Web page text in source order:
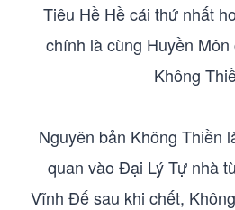
Tiêu Hề Hề cái thứ nhất
chính là cùng Huyền
Không
Nguyên bản Không Thiền
quan vào Đại Lý Tự nhà
Vĩnh Đế sau khi chết,